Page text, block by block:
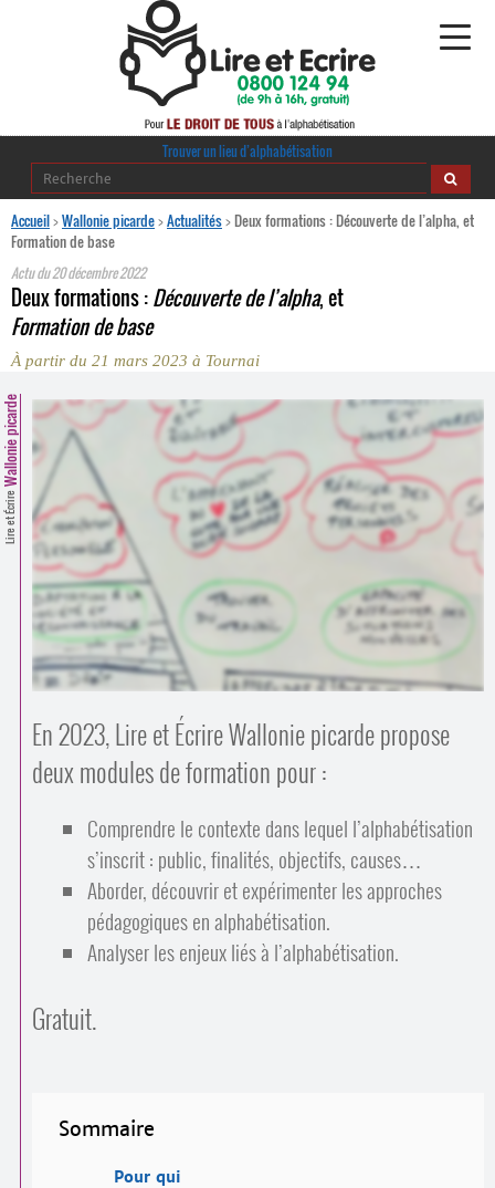
Alphabétisation
·
Comprendre et parler
Bienvenue en Belgique
Espace presse
Contacts
Trouver un lieu d’alphabétisation
Trouver un lieu d’alphabétisation
Accueil>Wallonie picarde>Actualités>Deux formations : Découverte de l’alpha, et
Formation de base
Actu du20 décembre 2022
Deux formations :Découverte de l’alpha, et
Formation de base
À partir du 21 mars 2023 à Tournai
Lire et Écrire
Wallonie picarde
En 2023, Lire et Écrire Wallonie picarde propose
deux modules de formation pour :
Comprendre le contexte dans lequel l’alphabétisation
s’inscrit : public, finalités, objectifs, causes…
Aborder, découvrir et expérimenter les approches
pédagogiques en alphabétisation.
Analyser les enjeux liés à l’alphabétisation.
Gratuit.
Sommaire
Pour qui